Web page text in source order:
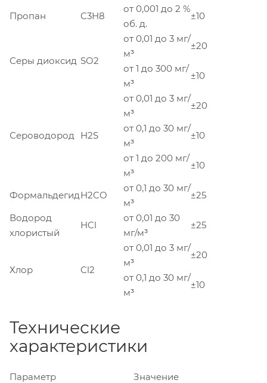
Пропан C3H8
от 0,001 до 2 %
об. д.
±10
Серы диоксид SO2
от 0,01 до 3 мг/
м³
±20
от 1 до 300 мг/
м³
±10
Сероводород H2S
от 0,01 до 3 мг/
м³
±20
от 0,1 до 30 мг/
м³
±10
от 1 до 200 мг/
м³
±10
Формальдегид H2CO
от 0,1 до 30 мг/
м³
±25
Водород
хлористый
HCl
от 0,01 до 30
мг/м³
±25
Хлор Cl2
от 0,01 до 3 мг/
м³
±20
от 0,1 до 30 мг/
м³
±10
Технические
характеристики
Параметр
Значение